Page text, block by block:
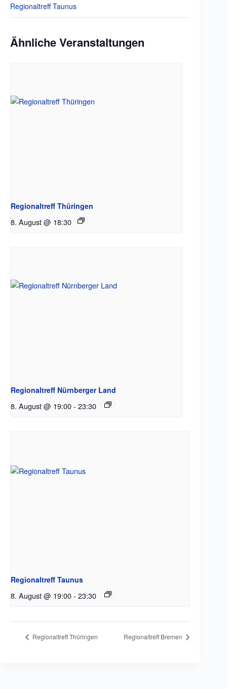
Regionaltreff Taunus
Ähnliche Veranstaltungen
Regionaltreff Thüringen
8. August @ 18:30
Regionaltreff Nürnberger Land
8. August @ 19:00- 23:30
Regionaltreff Taunus
8. August @ 19:00- 23:30
Regionaltreff Thüringen Regionaltreff Bremen